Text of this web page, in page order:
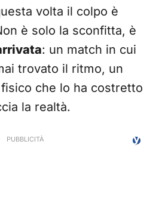
volta il colpo è
è solo la sconfitta, è
: un match in cui
trovato il ritmo, un
che lo ha costretto
la realtà.